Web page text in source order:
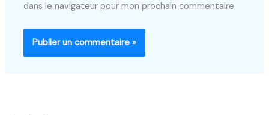
dans le navigateur pour mon prochain commentaire.